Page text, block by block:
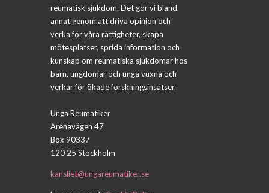
reumatisk sjukdom. Det gör vi bland
annat genom att driva opinion och
verka för våra rättigheter, skapa
mötesplatser, sprida information och
kunskap om reumatiska sjukdomar hos
barn, ungdomar och unga vuxna och
verkar för ökade forskningsinsatser.
Unga Reumatiker
Arenavägen 47
Box 90337
120 25 Stockholm
kansliet@ungareumatiker.se